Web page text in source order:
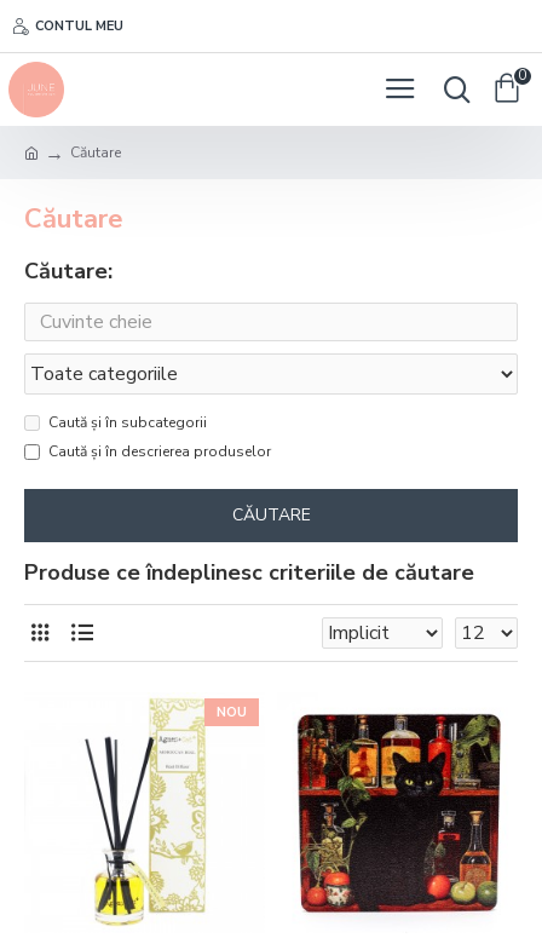
CONTUL MEU
0
Căutare
Căutare
Căutare:
Caută și în subcategorii
Caută și în descrierea produselor
CĂUTARE
Produse ce îndeplinesc criteriile de căutare
NOU